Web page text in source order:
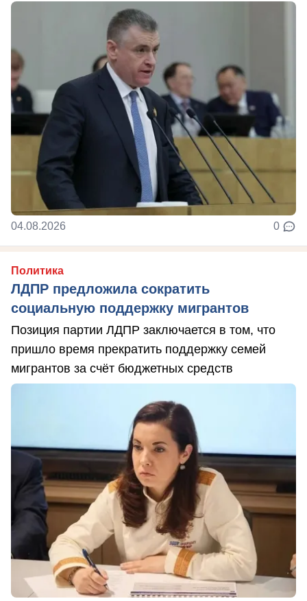
04.08.2026 0
Политика
ЛДПР предложила сократить
социальную поддержку мигрантов
Позиция партии ЛДПР заключается в том, что
пришло время прекратить поддержку семей
мигрантов за счёт бюджетных средств